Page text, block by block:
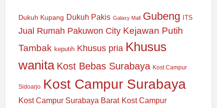
Dukuh Kupang Dukuh Pakis Galaxy Mall Gubeng ITS
Jual Rumah Pakuwon City Kejawan Putih
Tambak keputih Khusus pria Khusus
wanita Kost Bebas Surabaya Kost Campur
Sidoarjo Kost Campur Surabaya
Kost Campur Surabaya Barat Kost Campur